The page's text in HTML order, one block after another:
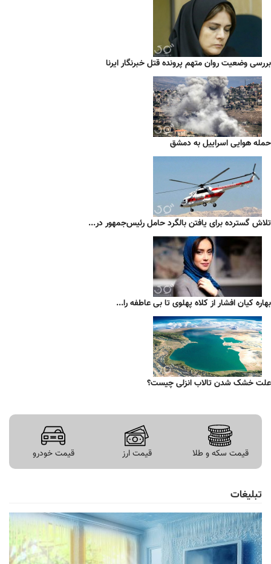
بررسی وضعیت روان متهم پرونده قتل خبرنگار ایرنا
حمله هوایی اسراییل به دمشق
تلاش گسترده برای یافتن بالگرد حامل رئیس‌جمهور در...
بهاره کیان افشار از کلاه پهلوی تا بی عاطفه را...
علت خشک شدن تالاب انزلی چیست؟
قیمت سکه و طلا قیمت ارز قیمت خودرو
تبلیغات